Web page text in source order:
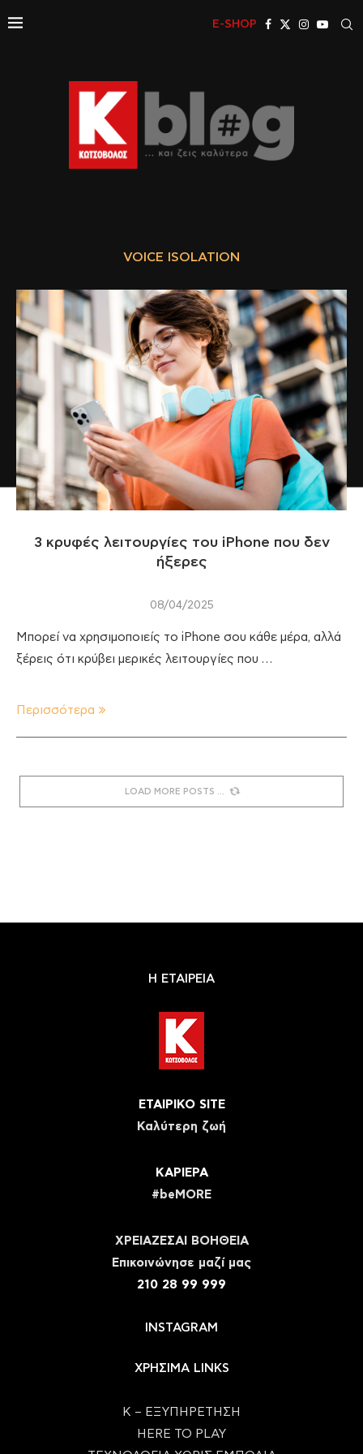
E-SHOP
VOICE ISOLATION
3 κρυφές λειτουργίες του iPhone που δεν
ήξερες
08/04/2025
Mπορεί να χρησιμοποιείς το iPhone σου κάθε μέρα, αλλά
ξέρεις ότι κρύβει μερικές λειτουργίες που …
Περισσότερα
LOAD MORE POSTS
Η ΕΤΑΙΡΕΙΑ
ΕΤΑΙΡΙΚΟ SITE
Καλύτερη ζωή
ΚΑΡΙΕΡΑ
#beMORE
ΧΡΕΙΑΖΕΣΑΙ ΒΟΗΘΕΙΑ
Eπικοινώνησε μαζί μας
210 28 99 999
INSTAGRAM
ΧΡΗΣΙΜΑ LINKS
Κ – ΕΞΥΠΗΡΕΤΗΣΗ
HERE TO PLAY